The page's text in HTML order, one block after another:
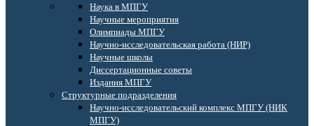
Наука в МПГУ
Научные мероприятия
Олимпиады МПГУ
Научно-исследовательская работа (НИР)
Научные школы
Диссертационные советы
Издания МПГУ
Структурные подразделения
Научно-исследовательский комплекс МПГУ (НИК
МПГУ)